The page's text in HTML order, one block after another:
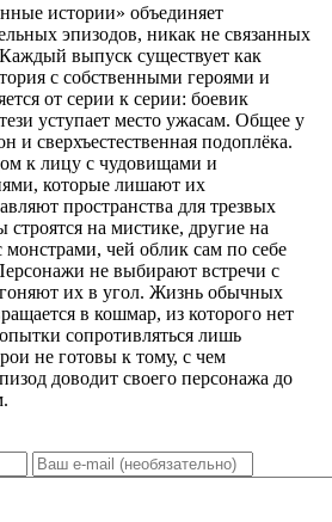
истории» объединяет
эпизодов, никак не связанных
выпуск существует как
с собственными героями и
от серии к серии: боевик
уступает место ужасам. Общее у
и сверхъестественная подоплёка.
к лицу с чудовищами и
которые лишают их
пространства для трезвых
на мистике, другие на
чей облик сам по себе
не выбирают встречи с
их в угол. Жизнь обычных
в кошмар, из которого нет
сопротивляться лишь
не готовы к тому, с чем
доводит своего персонажа до